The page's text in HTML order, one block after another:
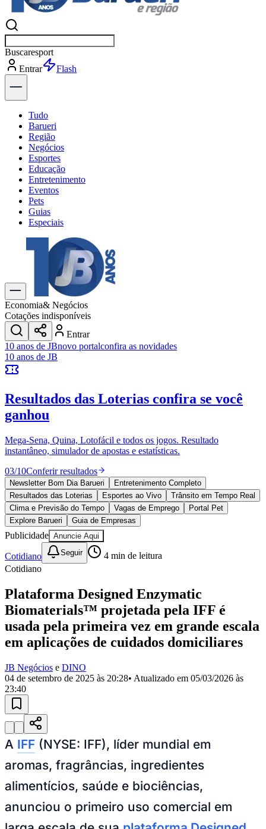
Buscarno
Entrar
Explorar
Tudo
Barueri
Região
Negócios
Esportes
Educação
Entretenimento
Eventos
Pets
Guias
Especiais
Explore Tudo
Últimas Notícias
Previsão do Tempo
Trânsito e Rotas
Dia a Dia & Lazer
Transportes
Gastronomia
Cinema & Shows
JogosNovo
Para Sua Empresa
Cadastrar Empresa
Divulgar VagasNovo
Publicidade Legal
Política
Eleições
Saúde
Segurança
Cultura
Meio Ambiente
Obras
Educação
Bairros de Barueri
Selecione sua região
AldeiaAldeia da Serra Aldeia de BarueriAlphavilleBairro
JubranBelvalBethavilleBoa
VistaCalifórnia CarapicuíbaCentroChácaras MarcoCidades da
RegiãoCotiaCruz PretaEngenho NovoFazenda
MilitarItapeviJandiraJardim AudirJardim BelvalJardim
EsperançaJardim Graziela
JulioJardim LíbanoJardim Maria CristinaJardim Maria Helena Jardim
Mutinga
LuísJardim São Pedro
Tupã
Camargos Parque Imperial
do Bom Jesus
Parnaíba SilveiraTamboréVale do Sol Vila BarrosVila Boa Vista
do CondeVila Engenho NovoVila MárciaVila Nossa Sra. da
EscadaVila PortoVotupoca
Para Sua Empresa
Anuncie no Portal
Guia de Empresas
Divulgar Vagas Novo
Publicidade Legal
Economia& Negócios
Cotações indisponíveis
Entrar
10 anos de JBnovo portalconfira as novidades
10 anos de JB
Resultados das Loterias confira se você
ganhou
Mega-Sena, Quina, Lotofácil e todos os jogos. Resultado
instantâneo, simulador de apostas e estatísticas.
03/10Conferir resultados
Newsletter Bom Dia Barueri
Entretenimento Completo
Resultados das Loterias
Esportes ao Vivo
Trânsito em Tempo Real
Clima e Previsão do Tempo
Vagas de Emprego
Portal Pet
Explore Barueri
Guia de Empresas
Publicidade Anuncie Aqui
Cotidiano Seguir 4 min de leitura
Cotidiano
Plataforma Designed Enzymatic
Biomaterials™ projetada pela IFF é
usada pela primeira vez em grande escala
em aplicações de cuidados domiciliares
JB Negócios e DINO
04 de setembro de 2025 às 20:28• Atualizado em 05/03/2026 às
23:40
A IFF (NYSE: IFF), líder mundial em
aromas, fragrâncias, ingredientes
alimentícios, saúde e biociências,
anunciou o primeiro uso comercial em